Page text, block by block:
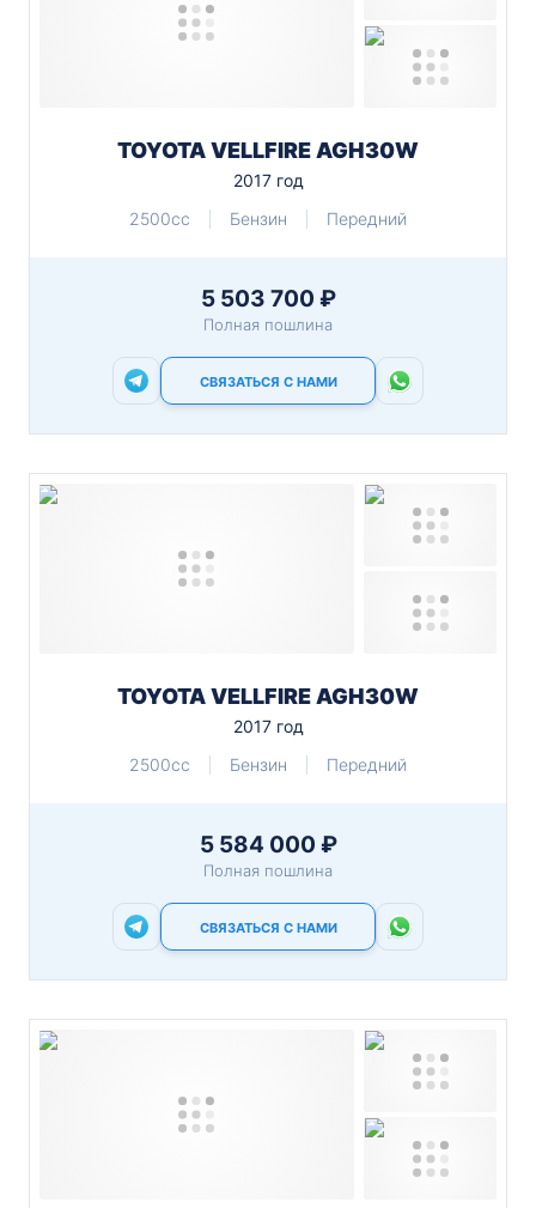
TOYOTA VELLFIRE AGH30W
2017 год
2500cc
Бензин Передний
5 503 700 ₽
Полная пошлина
СВЯЗАТЬСЯ С НАМИ
TOYOTA VELLFIRE AGH30W
2017 год
2500cc
Бензин Передний
5 584 000 ₽
Полная пошлина
СВЯЗАТЬСЯ С НАМИ